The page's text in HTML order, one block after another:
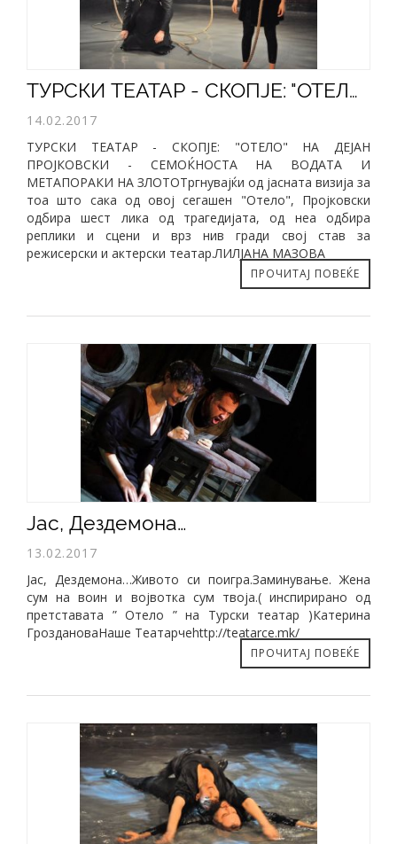
ТУРСКИ ТЕАТАР - СКОПЈЕ: "ОТЕЛО" НА ДЕЈАН ПРОЈКОВСКИ - СЕМОЌНОСТА НА ВОДАТА И МЕТАПОРАКИ НА ЗЛОТО
14.02.2017
ТУРСКИ ТЕАТАР - СКОПЈЕ: "ОТЕЛО" НА ДЕЈАН
ПРОЈКОВСКИ - СЕМОЌНОСТА НА ВОДАТА И
МЕТАПОРАКИ НА ЗЛОТОТргнувајќи од јасната визија за
тоа што сака од овој сегашен "Отело", Пројковски
одбира шест лика од трагедијата, од неа одбира
реплики и сцени и врз нив гради свој став за
режисерски и актерски театар.ЛИЛЈАНА МАЗОВА
ПРОЧИТАЈ ПОВЕЌЕ
Јас, Дездемона…
13.02.2017
Јас, Дездемона…Живото си поигра.Заминување. Жена
сум на воин и војвотка сум твоја.( инспирирано од
претставата ” Отело ” на Турски театар )Катерина
ГроздановаНаше Театарчеhttp://teatarce.mk/
ПРОЧИТАЈ ПОВЕЌЕ